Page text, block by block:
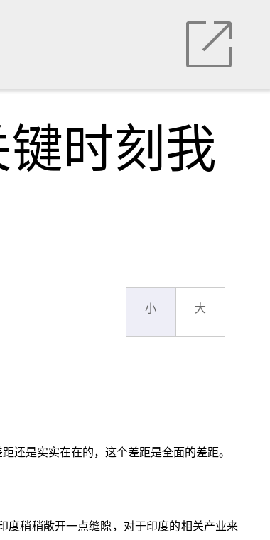
时刻我
小 大
还是实实在在的，这个差距是全面的差距。
度稍稍敞开一点缝隙，对于印度的相关产业来